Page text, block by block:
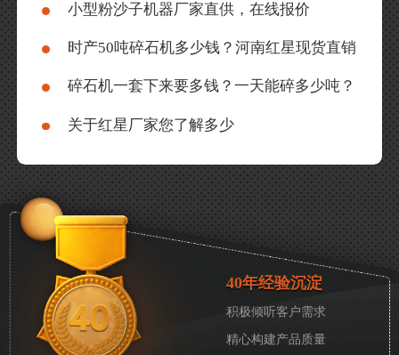
小型粉沙子机器厂家直供，在线报价
时产50吨碎石机多少钱？河南红星现货直销
碎石机一套下来要多钱？一天能碎多少吨？
关于红星厂家您了解多少
40年经验沉淀
积极倾听客户需求
精心构建产品质量